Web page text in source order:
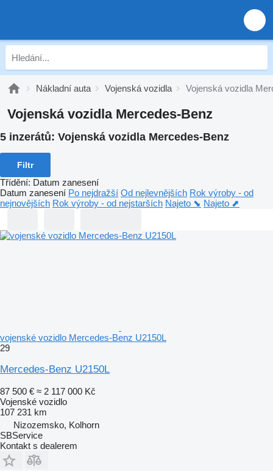
Nákladní auta Vojenská vozidla Vojenská vozidla
Vojenská vozidla Mercedes-Benz
5 inzerátů: Vojenská vozidla Mercedes-Benz
Filtr
Třídění: Datum zanesení
Datum zanesení Po nejdražší Od nejlevnějších Rok výroby - od
nejnovějších Rok výroby - od nejstarších Najeto ⬊ Najeto ⬈
vojenské vozidlo Mercedes-Benz U2150L
29
Mercedes-Benz U2150L
87 500 € ≈ 2 117 000 Kč
Vojenské vozidlo
107 231 km
Nizozemsko, Kolhorn
SBService
Kontakt s dealerem